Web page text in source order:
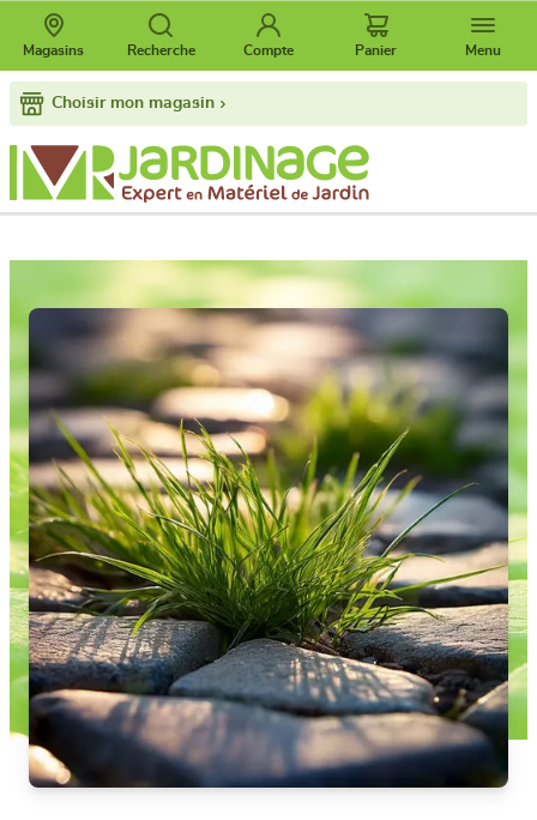
Choisir mon magasin
Magasins Recherche Compte Panier Menu